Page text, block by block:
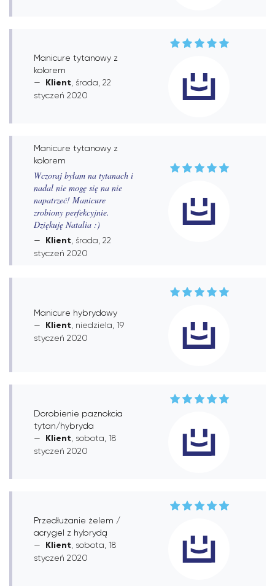
Manicure tytanowy z
kolorem
Klient , środa, 22
styczeń 2020
Manicure tytanowy z
kolorem
Wczoraj byłam na tytanach i
nadal nie mogę się na nie
napatrzeć! Manicure
zrobiony perfekcyjnie.
Dziękuję Natalia :)
Klient , środa, 22
styczeń 2020
Manicure hybrydowy
Klient , niedziela, 19
styczeń 2020
Dorobienie paznokcia
tytan/hybryda
Klient , sobota, 18
styczeń 2020
Przedłużanie żelem /
acrygel z hybrydą
Klient , sobota, 18
styczeń 2020